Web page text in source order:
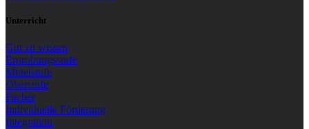
Unterricht
Gut zu wissen
Erprobungsstufe
Mittelstufe
Oberstufe
Fächer
Individuelle Förderung
Integration